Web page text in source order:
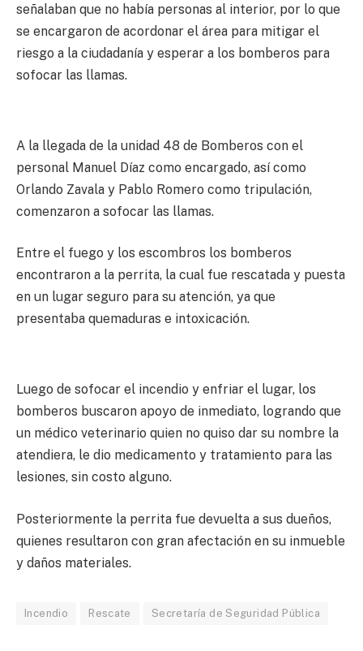
señalaban que no había personas al interior, por lo que
se encargaron de acordonar el área para mitigar el
riesgo a la ciudadanía y esperar a los bomberos para
sofocar las llamas.
A la llegada de la unidad 48 de Bomberos con el
personal Manuel Díaz como encargado, así como
Orlando Zavala y Pablo Romero como tripulación,
comenzaron a sofocar las llamas.
Entre el fuego y los escombros los bomberos
encontraron a la perrita, la cual fue rescatada y puesta
en un lugar seguro para su atención, ya que
presentaba quemaduras e intoxicación.
Luego de sofocar el incendio y enfriar el lugar, los
bomberos buscaron apoyo de inmediato, logrando que
un médico veterinario quien no quiso dar su nombre la
atendiera, le dio medicamento y tratamiento para las
lesiones, sin costo alguno.
Posteriormente la perrita fue devuelta a sus dueños,
quienes resultaron con gran afectación en su inmueble
y daños materiales.
Incendio Rescate Secretaría de Seguridad Pública